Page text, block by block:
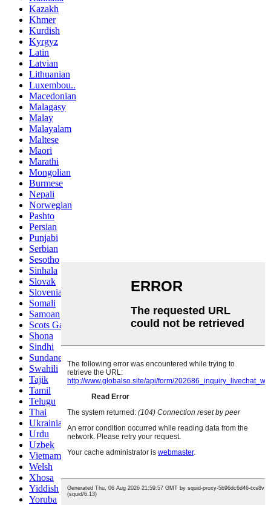
Kazakh
Khmer
Kurdish
Kyrgyz
Latin
Latvian
Lithuanian
Luxembou..
Macedonian
Malagasy
Malay
Malayalam
Maltese
Maori
Marathi
Mongolian
Burmese
Nepali
Norwegian
Pashto
Persian
Punjabi
Serbian
Sesotho
Sinhala
Slovak
Slovenian
Somali
Samoan
Scots Gaelic
Shona
Sindhi
Sundanese
Swahili
Tajik
Tamil
Telugu
Thai
Ukrainian
Urdu
Uzbek
Vietnamese
Welsh
Xhosa
Yiddish
Yoruba